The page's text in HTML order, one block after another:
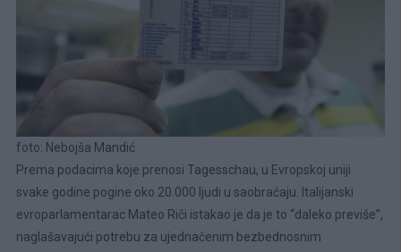
foto: Nebojša Mandić
Prema podacima koje prenosi Tagesschau, u Evropskoj uniji
svake godine pogine oko 20.000 ljudi u saobraćaju. Italijanski
evroparlamentarac Mateo Riči istakao je da je to “daleko previše”,
naglašavajući potrebu za ujednačenim bezbednosnim